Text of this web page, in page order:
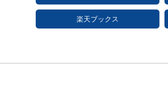
楽天ブックス